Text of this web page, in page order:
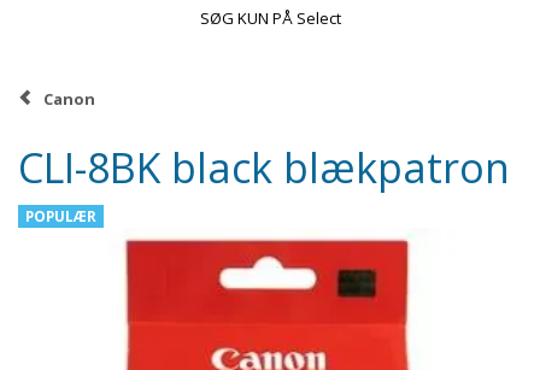
SØG KUN PÅ Select
Canon
CLI-8BK black blækpatron
POPULÆR